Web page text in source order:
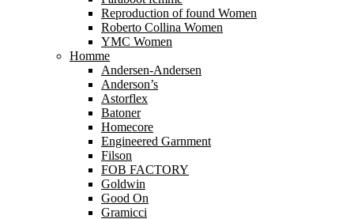
Reproduction of found Women
Roberto Collina Women
YMC Women
Homme
Andersen-Andersen
Anderson’s
Astorflex
Batoner
Homecore
Engineered Garnment
Filson
FOB FACTORY
Goldwin
Good On
Gramicci